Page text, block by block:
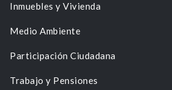
Inmuebles y Vivienda
Medio Ambiente
Participación Ciudadana
Trabajo y Pensiones